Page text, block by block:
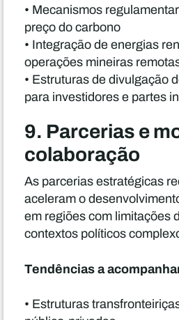
• Mecanismos
preço do carbono
• Integração de energias
operações mineiras
• Estruturas de divulgação
para investidores e partes
9. Parcerias e
colaboração
As parcerias estratégicas
aceleram o
em regiões com limitações
contextos políticos
Tendências a
• Estruturas